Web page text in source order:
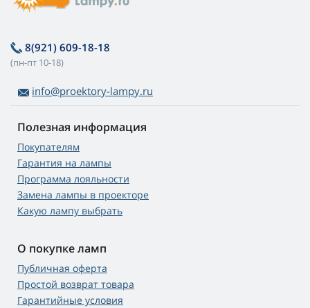
8(921) 609-18-18
(пн-пт 10-18)
info@proektory-lampy.ru
Полезная информация
Покупателям
Гарантия на лампы
Программа лояльности
Замена лампы в проекторе
Какую лампу выбрать
О покупке ламп
Публичная оферта
Простой возврат товара
Гарантийные условия